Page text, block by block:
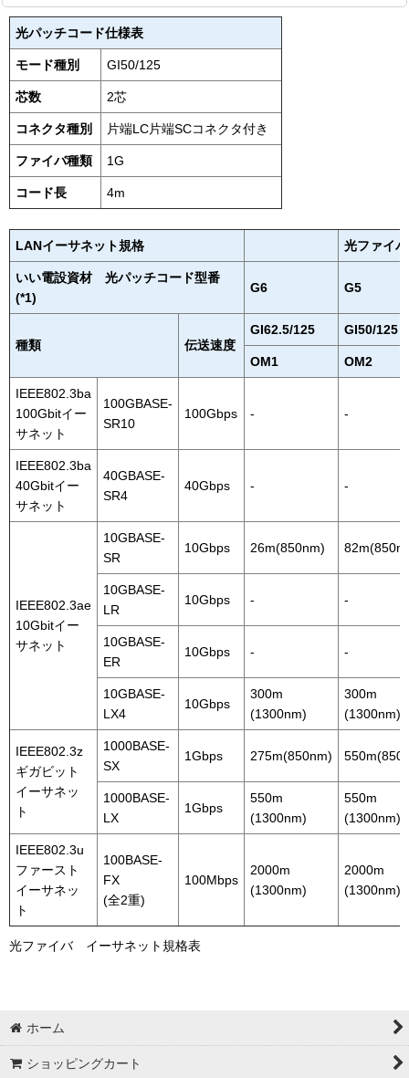
光パッチコード仕様表
モード種別 GI50/125
芯数 2芯
コネクタ種別 片端LC片端SCコネクタ付き
ファイバ種類 1G
コード長 4m
光ファイバ イーサネット規格表
LANイーサネット規格 光ファイ
いい電設資材 光パッチコード型番
(*1)
G6 G5
種類 伝送速度
GI62.5/125 GI50/125
OM1 OM2
IEEE802.3ba
100Gbitイー
サネット
100GBASE-
SR10
100Gbps - -
IEEE802.3ba
40Gbitイー
サネット
40GBASE-
SR4
40Gbps - -
IEEE802.3ae
10Gbitイー
サネット
10GBASE-
SR
10Gbps 26m(850nm)
10GBASE-
LR
10Gbps - -
10GBASE-
ER
10Gbps - -
10GBASE-
LX4
10Gbps
300m
(1300nm)
300m
(1300nm)
IEEE802.3z
ギガビット
イーサネッ
ト
1000BASE-
SX
1Gbps 275m(850nm)
1000BASE-
LX
1Gbps
550m
(1300nm)
550m
(1300nm)
IEEE802.3u
ファースト
イーサネッ
ト
100BASE-
FX
(全2重)
100Mbps
2000m
(1300nm)
2000m
(1300nm)
ホーム
ショッピングカート